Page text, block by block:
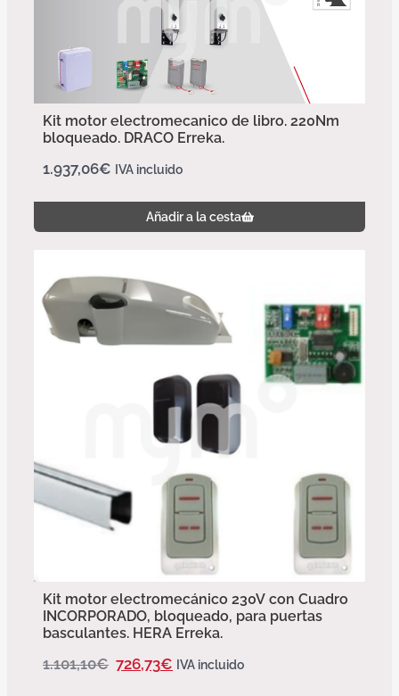
Kit motor electromecanico de libro. 220Nm
bloqueado. DRACO Erreka.
1.937,06€ IVA incluido
Añadir a la cesta
Kit motor electromecánico 230V con Cuadro
INCORPORADO, bloqueado, para puertas
basculantes. HERA Erreka.
1.101,10€ 726,73€ IVA incluido